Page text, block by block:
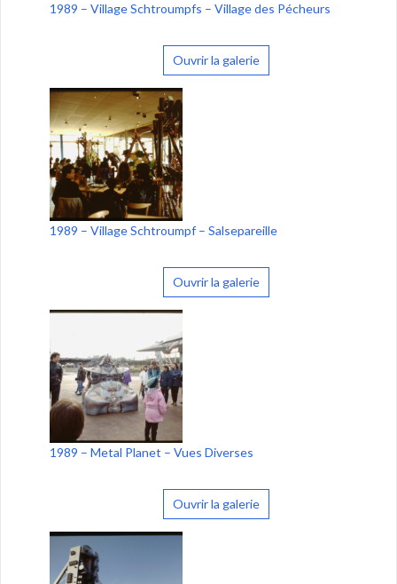
1989 – Village Schtroumpfs – Village des Pécheurs
Ouvrir la galerie
1989 – Village Schtroumpf – Salsepareille
Ouvrir la galerie
1989 – Metal Planet – Vues Diverses
Ouvrir la galerie